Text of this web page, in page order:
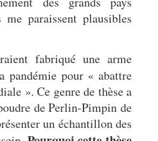
me paraissent plausibles
fabriqué une arme
pandémie pour « abattre
». Ce genre de thèse a
de Perlin-Pimpin de
un échantillon des